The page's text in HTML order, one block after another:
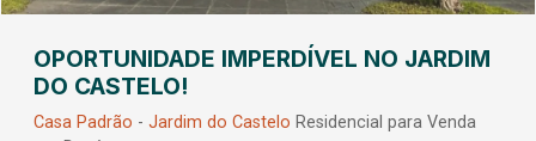
OPORTUNIDADE IMPERDÍVEL NO JARDIM
DO CASTELO!
Casa Padrão - Jardim do Castelo Residencial para Venda